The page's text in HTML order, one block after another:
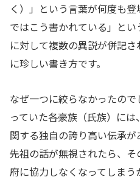
く）」という言葉が何度も
ではこう書かれている」と
に対して複数の異説が併記
に珍しい書き方です。
なぜ一つに絞らなかったの
っていた各豪族（氏族）に
関する独自の誇り高い伝承
先祖の話が無視されたら、
府に協力しなくなってしまう